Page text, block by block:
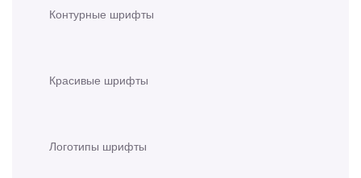
Контурные шрифты
Красивые шрифты
Логотипы шрифты